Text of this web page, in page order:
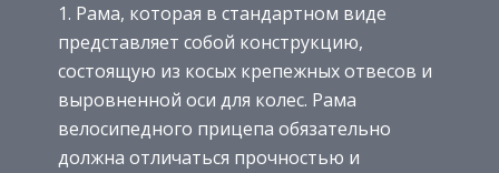
Рама, которая в стандартном виде
представляет собой конструкцию,
состоящую из косых крепежных отвесов и
выровненной оси для колес. Рама
велосипедного прицепа обязательно
должна отличаться прочностью и